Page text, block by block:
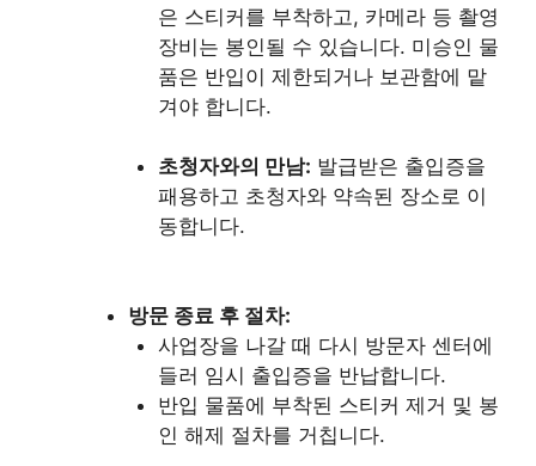
은 스티커를 부착하고, 카메라 등 촬영
장비는 봉인될 수 있습니다. 미승인 물
품은 반입이 제한되거나 보관함에 맡
겨야 합니다.
초청자와의 만남: 발급받은 출입증을
패용하고 초청자와 약속된 장소로 이
동합니다.
방문 종료 후 절차:
사업장을 나갈 때 다시 방문자 센터에
들러 임시 출입증을 반납합니다.
반입 물품에 부착된 스티커 제거 및 봉
인 해제 절차를 거칩니다.